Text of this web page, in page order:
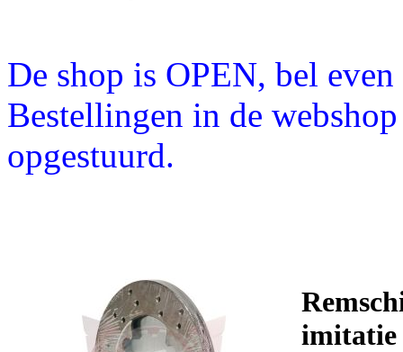
De shop is OPEN, bel
Bestellingen in de
opgestuurd.
imitatie